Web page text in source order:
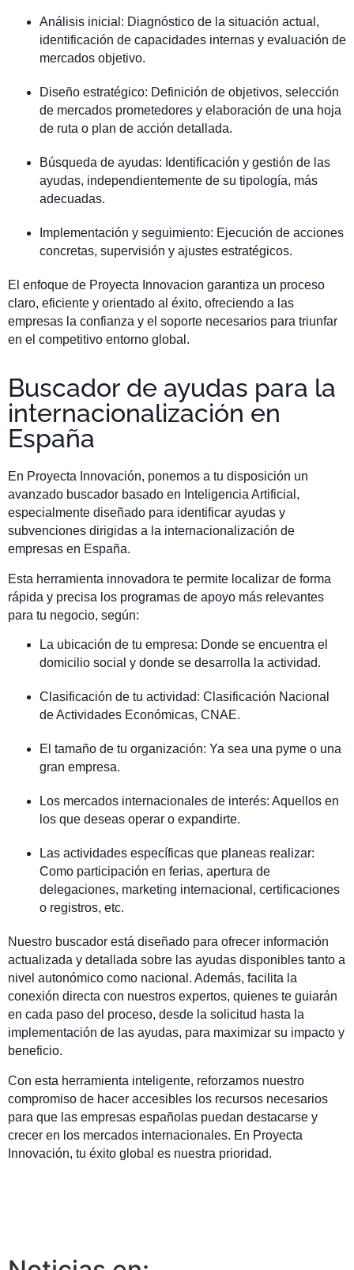
Análisis inicial: Diagnóstico de la situación actual,
identificación de capacidades internas y evaluación de
mercados objetivo.
Diseño estratégico: Definición de objetivos, selección
de mercados prometedores y elaboración de una hoja
de ruta o plan de acción detallada.
Búsqueda de ayudas: Identificación y gestión de las
ayudas, independientemente de su tipología, más
adecuadas.
Implementación y seguimiento: Ejecución de acciones
concretas, supervisión y ajustes estratégicos.
El enfoque de Proyecta Innovacion garantiza un proceso
claro, eficiente y orientado al éxito, ofreciendo a las
empresas la confianza y el soporte necesarios para triunfar
en el competitivo entorno global.
Buscador de ayudas para la
internacionalización en
España
En Proyecta Innovación, ponemos a tu disposición un
avanzado buscador basado en Inteligencia Artificial,
especialmente diseñado para identificar ayudas y
subvenciones dirigidas a la internacionalización de
empresas en España.
Esta herramienta innovadora te permite localizar de forma
rápida y precisa los programas de apoyo más relevantes
para tu negocio, según:
La ubicación de tu empresa: Donde se encuentra el
domicilio social y donde se desarrolla la actividad.
Clasificación de tu actividad: Clasificación Nacional
de Actividades Económicas, CNAE.
El tamaño de tu organización: Ya sea una pyme o una
gran empresa.
Los mercados internacionales de interés: Aquellos en
los que deseas operar o expandirte.
Las actividades específicas que planeas realizar:
Como participación en ferias, apertura de
delegaciones, marketing internacional, certificaciones
o registros, etc.
Nuestro buscador está diseñado para ofrecer información
actualizada y detallada sobre las ayudas disponibles tanto a
nivel autonómico como nacional. Además, facilita la
conexión directa con nuestros expertos, quienes te guiarán
en cada paso del proceso, desde la solicitud hasta la
implementación de las ayudas, para maximizar su impacto y
beneficio.
Con esta herramienta inteligente, reforzamos nuestro
compromiso de hacer accesibles los recursos necesarios
para que las empresas españolas puedan destacarse y
crecer en los mercados internacionales. En Proyecta
Innovación, tu éxito global es nuestra prioridad.